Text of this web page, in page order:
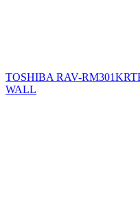
TOSHIBA RAV-
WALL